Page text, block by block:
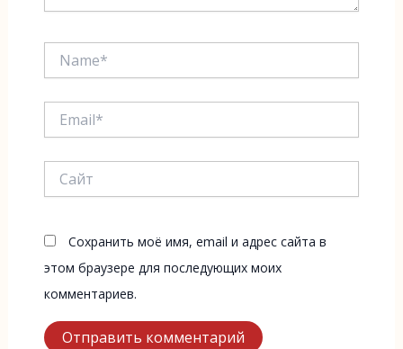
Сохранить моё имя, email и адрес сайта в
этом браузере для последующих моих
комментариев.